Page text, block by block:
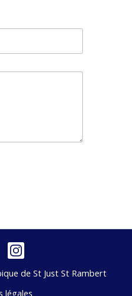
de St Just St Rambert
légales